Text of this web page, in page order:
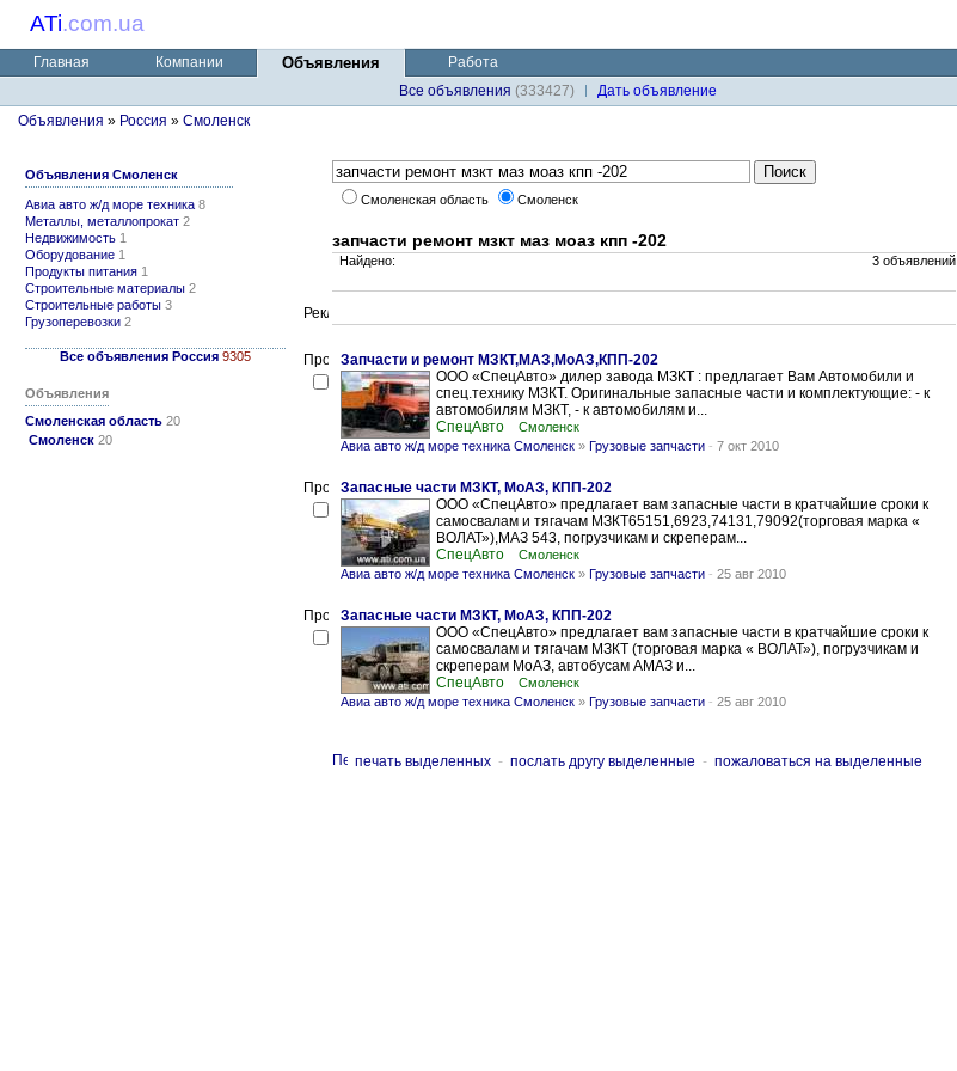
ATi.com.ua
Главная Компании Объявления
Работа
Все объявления (333427)
Дaть объявление
Объявления » Россия » Смоленск
Объявления Смоленск
Авиа авто ж/д море техника 8
Металлы, металлопрокат 2
Недвижимость 1
Оборудование 1
Продукты питания 1
Строительные материалы 2
Строительные работы 3
Грузоперевозки 2
Все объявления Россия 9305
Объявления
Смоленская область 20
Смоленск 20
Смоленская область Смоленск
запчасти ремонт мзкт маз моаз кпп -202
Найдено: 3 объявлений
Запчасти и ремонт МЗКТ,МАЗ,МоАЗ,КПП-202
ООО «СпецАвто» дилер завода МЗКТ : предлагает Вам Автомобили и
спец.технику МЗКТ. Оригинальные запасные части и комплектующие: - к
автомобилям МЗКТ, - к автомобилям и...
СпецАвто
Смоленск
Авиа авто ж/д море техника Смоленск » Грузовые запчасти - 7 окт 2010
Запасные части МЗКТ, МоАЗ, КПП-202
ООО «СпецАвто» предлагает вам запасные части в кратчайшие сроки к
самосвалам и тягачам МЗКТ65151,6923,74131,79092(торговая марка «
ВОЛАТ»),МАЗ 543, погрузчикам и скреперам...
СпецАвто
Смоленск
Авиа авто ж/д море техника Смоленск » Грузовые запчасти - 25 авг 2010
Запасные части МЗКТ, МоАЗ, КПП-202
ООО «СпецАвто» предлагает вам запасные части в кратчайшие сроки к
самосвалам и тягачам МЗКТ (торговая марка « ВОЛАТ»), погрузчикам и
скреперам МоАЗ, автобусам АМАЗ и...
СпецАвто
Смоленск
Авиа авто ж/д море техника Смоленск » Грузовые запчасти - 25 авг 2010
печать выделенных - послать другу выделенные - пожаловаться на выделенные